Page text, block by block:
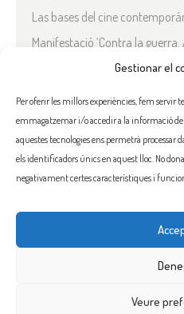
Gestionar el
Per oferir les millors experiències, fem servir
emmagatzemar i/o accedir a la informació
aquestes tecnologies ens permetrà processar
els identificadors únics en aquest lloc. No
negativament certes característiques i
Veure
Las bases del cine
Manifestació ‘Contra la
En solidaritat amb el Líban
Què està passant a l’Iran?
COMENTARIS RECENTS